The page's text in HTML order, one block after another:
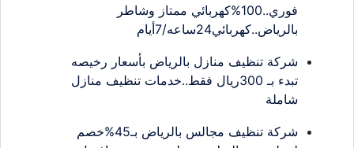
فوري..100%كهربائي ممتاز وشاطر
بالرياض..كهربائي24ساعه/7أيام
شركة تنظيف منازل بالرياض بأسعار رخيصه
تبدء بـ 300ريال فقط..خدمات تنظيف منازل
شاملة
شركة تنظيف مجالس بالرياض بـ45%خصم